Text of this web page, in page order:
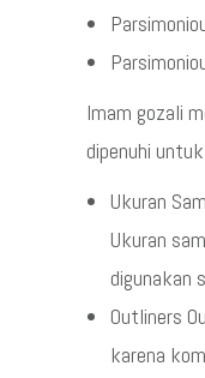
Imam gozali
dipenuhi
Ukuran
Ukuran
digunakan
Outliners
karena